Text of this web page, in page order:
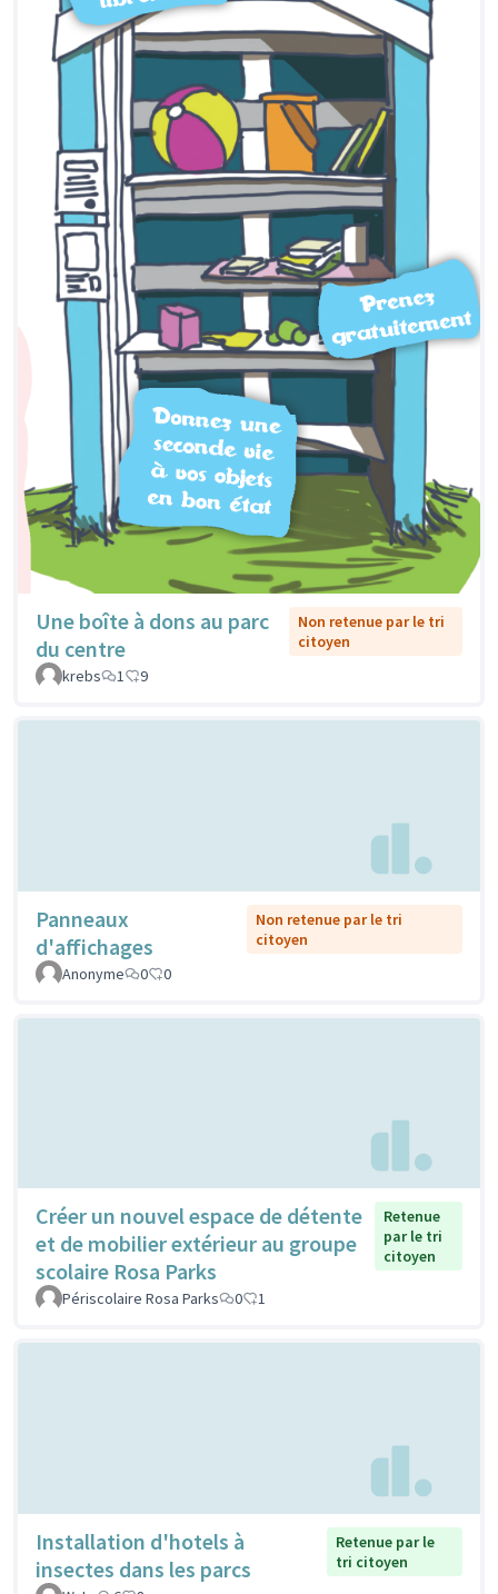
Une boîte à dons au parc
du centre
Non retenue par le tri
citoyen
krebs
1 9
Panneaux
d'affichages
Non retenue par le tri
citoyen
Anonyme
0 0
Créer un nouvel espace de détente
et de mobilier extérieur au groupe
scolaire Rosa Parks
Retenue
par le tri
citoyen
Périscolaire Rosa Parks 0 1
Installation d'hotels à
insectes dans les parcs
Retenue par le
tri citoyen